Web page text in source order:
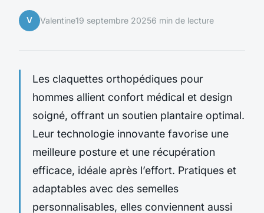
V Valentine19 septembre 20256 min de lecture
Les claquettes orthopédiques pour
hommes allient confort médical et design
soigné, offrant un soutien plantaire optimal.
Leur technologie innovante favorise une
meilleure posture et une récupération
efficace, idéale après l’effort. Pratiques et
adaptables avec des semelles
personnalisables, elles conviennent aussi